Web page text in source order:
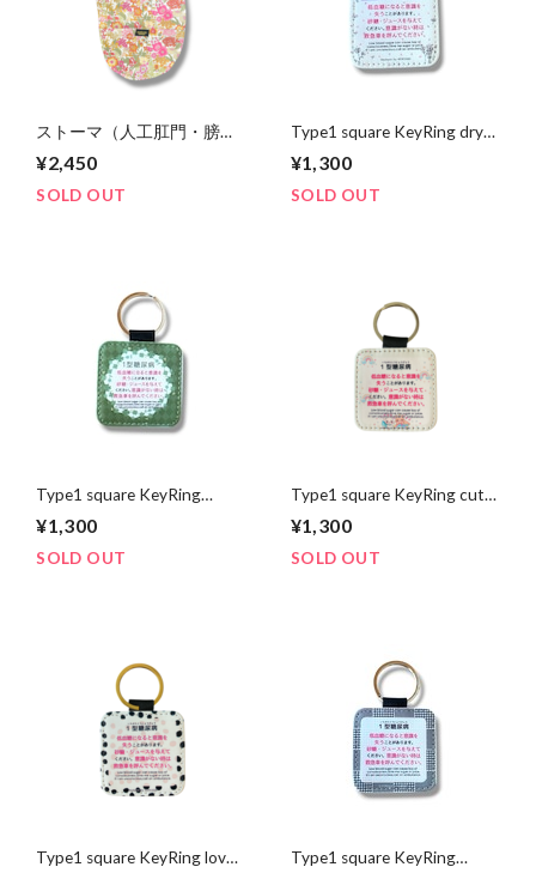
ストーマ（人工肛門・膀
¥2,450
SOLD OUT
Type1 square KeyRing dry
¥1,300
SOLD OUT
Type1 square KeyRing
¥1,300
SOLD OUT
Type1 square KeyRing cute
¥1,300
SOLD OUT
Type1 square KeyRing love
Type1 square KeyRing